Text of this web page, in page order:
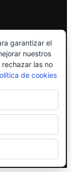
garantizar el
nuestros
las no
de cookies